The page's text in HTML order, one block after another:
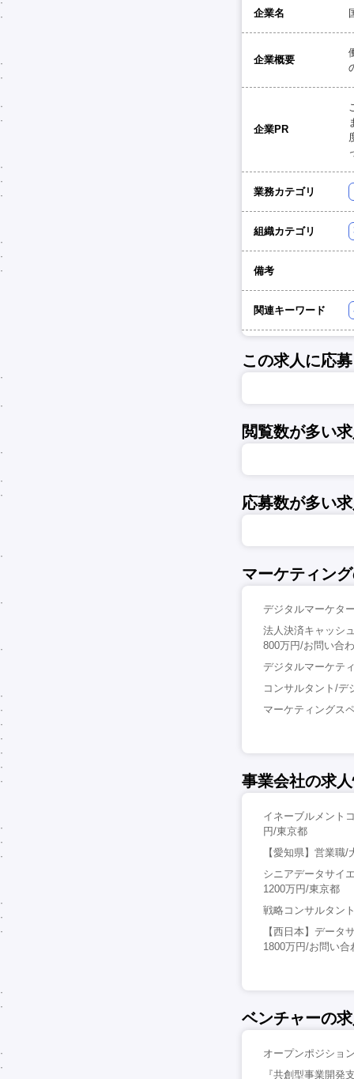
企業名
企業概要
企業PR
業務カテゴリ
組織カテゴリ
備考
関連キーワード
この求人に応
閲覧数が多い
応募数が多い
マーケティン
デジタルマーケタ
法人決済キャッシ
800万円/お問い合
デジタルマーケテ
コンサルタント/デ
マーケティングス
事業会社の求
イネーブルメント
円/東京都
【愛知県】営業職
シニアデータサイ
1200万円/東京都
戦略コンサルタン
【西日本】データ
1800万円/お問い合
ベンチャーの
オープンポジショ
『共創型事業開発